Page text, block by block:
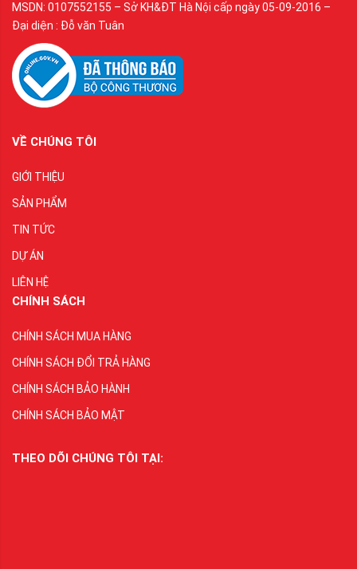
MSDN: 0107552155 – Sở KH&ĐT Hà Nội cấp ngày 05-09-2016 –
Đại diện : Đỗ văn Tuân
VỀ CHÚNG TÔI
GIỚI THIỆU
SẢN PHẨM
TIN TỨC
DỰ ÁN
LIÊN HỆ
CHÍNH SÁCH
CHÍNH SÁCH MUA HÀNG
CHÍNH SÁCH ĐỔI TRẢ HÀNG
CHÍNH SÁCH BẢO HÀNH
CHÍNH SÁCH BẢO MẬT
THEO DÕI CHÚNG TÔI TẠI: